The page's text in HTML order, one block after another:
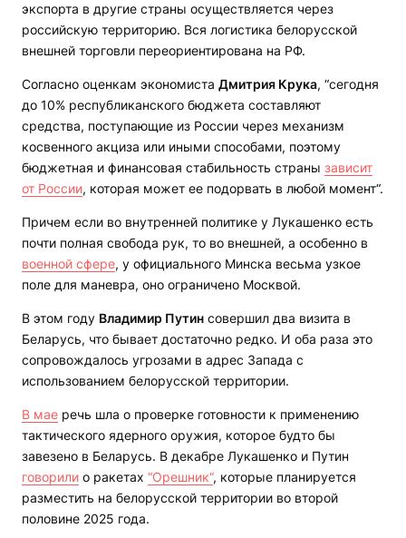
экспорта в другие страны осуществляется через
российскую территорию. Вся логистика белорусской
внешней торговли переориентирована на РФ.
Согласно оценкам экономиста Дмитрия Крука, “сегодня
до 10% республиканского бюджета составляют
средства, поступающие из России через механизм
косвенного акциза или иными способами, поэтому
бюджетная и финансовая стабильность страны зависит
от России, которая может ее подорвать в любой момент“.
Причем если во внутренней политике у Лукашенко есть
почти полная свобода рук, то во внешней, а особенно в
военной сфере, у официального Минска весьма узкое
поле для маневра, оно ограничено Москвой.
В этом году Владимир Путин совершил два визита в
Беларусь, что бывает достаточно редко. И оба раза это
сопровождалось угрозами в адрес Запада с
использованием белорусской территории.
В мае речь шла о проверке готовности к применению
тактического ядерного оружия, которое будто бы
завезено в Беларусь. В декабре Лукашенко и Путин
говорили о ракетах “Орешник“, которые планируется
разместить на белорусской территории во второй
половине 2025 года.